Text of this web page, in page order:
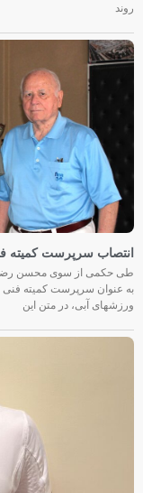
روند
انتصاب سرپرست کمیته
طی حکمی از سوی محسن
به عنوان سرپرست کمیته فنی
ورزشهای آبی، در متن این